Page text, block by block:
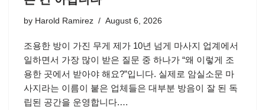
by Harold Ramirez August 6, 2026
조용한 방이 가진 무게 제가 10년 넘게 마사지 업계에서
일하면서 가장 많이 받은 질문 중 하나가 “왜 이렇게 조
용한 곳에서 받아야 해요?”입니다. 실제로 암실소문 마
사지라는 이름이 붙은 업체들은 대부분 방음이 잘 된 독
립된 공간을 운영합니다.…